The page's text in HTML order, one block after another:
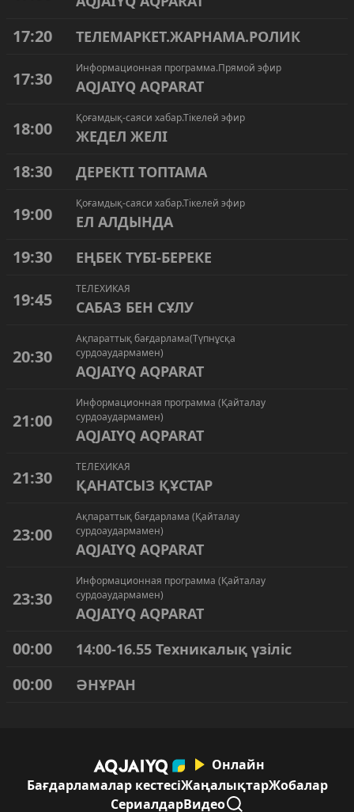
17:20 ТЕЛЕМАРКЕТ.ЖАРНАМА.РОЛИК
17:30
Информационная программа.Прямой эфир
AQJAIYQ AQPARAT
18:00
Қоғамдық-саяси хабар.Тікелей эфир
ЖЕДЕЛ ЖЕЛІ
18:30 ДЕРЕКТІ ТОПТАМА
19:00
Қоғамдық-саяси хабар.Тікелей эфир
ЕЛ АЛДЫНДА
19:30 ЕҢБЕК ТҮБІ-БЕРЕКЕ
19:45
ТЕЛЕХИКАЯ
САБАЗ БЕН СҰЛУ
20:30
Ақпараттық бағдарлама(Түпнұсқа
сурдоаудармамен)
AQJAIYQ AQPARAT
21:00
Информационная программа (Қайталау
сурдоаудармамен)
AQJAIYQ AQPARAT
21:30
ТЕЛЕХИКАЯ
ҚАНАТСЫЗ ҚҰСТАР
23:00
Ақпараттық бағдарлама (Қайталау
сурдоаудармамен)
AQJAIYQ AQPARAT
23:30
Информационная программа (Қайталау
сурдоаудармамен)
AQJAIYQ AQPARAT
00:00 14:00-16.55 Техникалық үзіліс
00:00 ӘНҰРАН
Онлайн
Бағдарламалар кестесіЖаңалықтарЖобалар
СериалдарВидео